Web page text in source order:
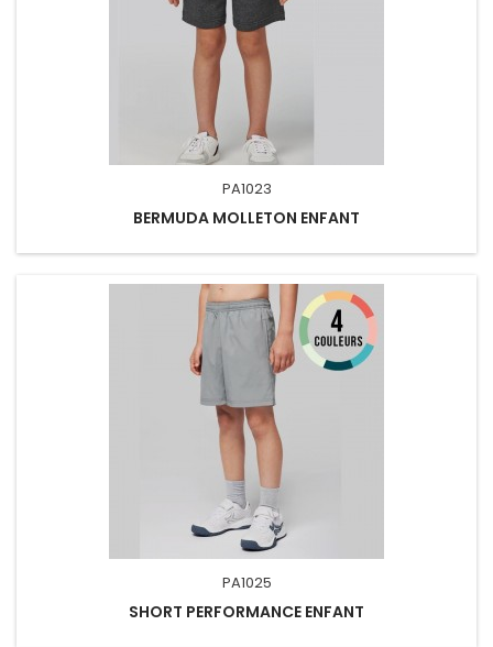
PA1023
BERMUDA MOLLETON ENFANT
PA1025
SHORT PERFORMANCE ENFANT